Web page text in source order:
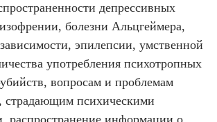
депрессивных
болезни Альцгеймера,
эпилепсии, умственной
употребления психотропных
вопросам и проблемам
психическими
распространение информации о